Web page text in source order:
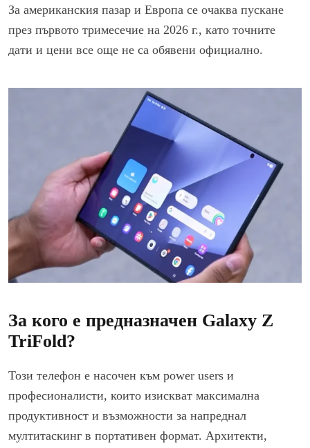
За американския пазар и Европа се очаква пускане
през първото тримесечие на 2026 г., като точните
дати и цени все още не са обявени официално.
За кого е предназначен Galaxy Z
TriFold?
Този телефон е насочен към power users и
професионалисти, които изискват максимална
продуктивност и възможности за напреднал
мултитаскинг в портативен формат. Архитекти,